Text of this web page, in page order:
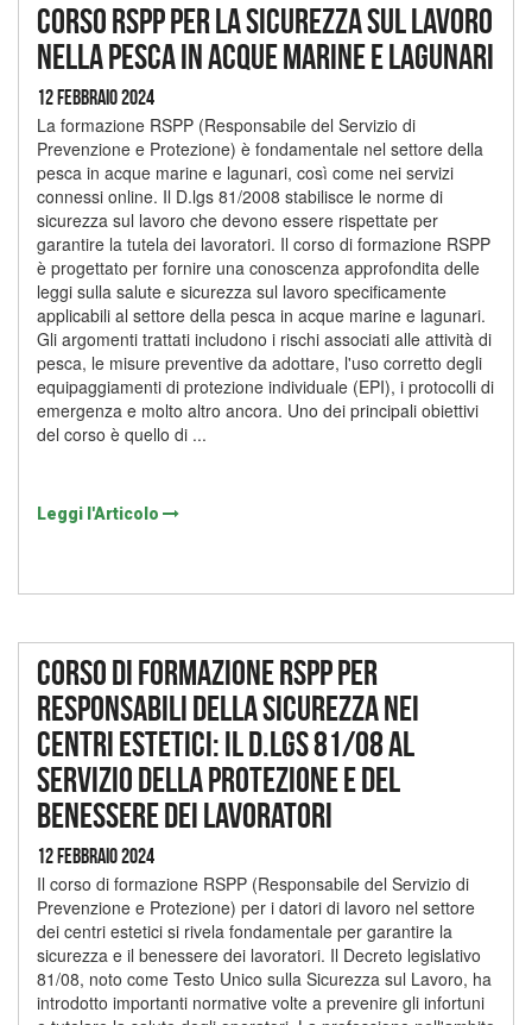
Corso RSPP per la sicurezza sul lavoro
nella pesca in acque marine e lagunari
12 Febbraio 2024
La formazione RSPP (Responsabile del Servizio di
Prevenzione e Protezione) è fondamentale nel settore della
pesca in acque marine e lagunari, così come nei servizi
connessi online. Il D.lgs 81/2008 stabilisce le norme di
sicurezza sul lavoro che devono essere rispettate per
garantire la tutela dei lavoratori. Il corso di formazione RSPP
è progettato per fornire una conoscenza approfondita delle
leggi sulla salute e sicurezza sul lavoro specificamente
applicabili al settore della pesca in acque marine e lagunari.
Gli argomenti trattati includono i rischi associati alle attività di
pesca, le misure preventive da adottare, l'uso corretto degli
equipaggiamenti di protezione individuale (EPI), i protocolli di
emergenza e molto altro ancora. Uno dei principali obiettivi
del corso è quello di ...
Leggi l'Articolo
Corso di formazione RSPP per
responsabili della sicurezza nei
centri estetici: il D.lgs 81/08 al
servizio della protezione e del
benessere dei lavoratori
12 Febbraio 2024
Il corso di formazione RSPP (Responsabile del Servizio di
Prevenzione e Protezione) per i datori di lavoro nel settore
dei centri estetici si rivela fondamentale per garantire la
sicurezza e il benessere dei lavoratori. Il Decreto legislativo
81/08, noto come Testo Unico sulla Sicurezza sul Lavoro, ha
introdotto importanti normative volte a prevenire gli infortuni